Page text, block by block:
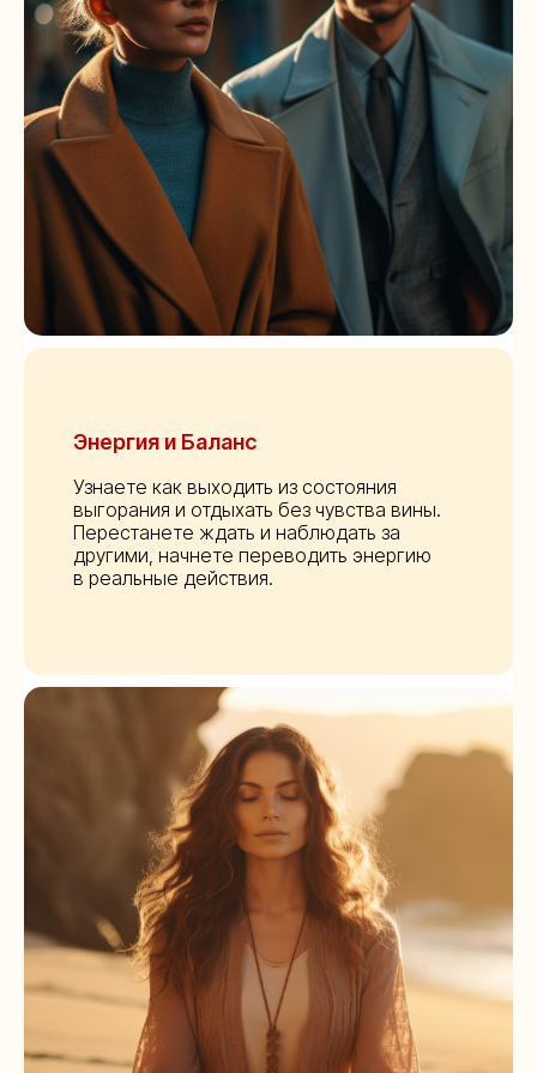
Энергия и Баланс
Узнаете как выходить из состояния
выгорания и отдыхать без чувства вины.
Перестанете ждать и наблюдать за
другими, начнете переводить энергию
в реальные действия.